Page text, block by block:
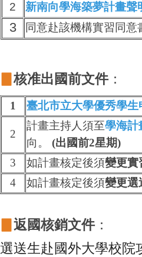
2
新南向學海築夢計畫聲
3 同意赴該機構實習同
核准出國前文件：
1 臺北市立大學優秀學
2
計畫主持人須至學海計
向 。 (出國前2星期)
3
如計畫核定後須變更實
4
如計畫核定後須變更選
返國核銷文件：
選送生赴國外大學校院